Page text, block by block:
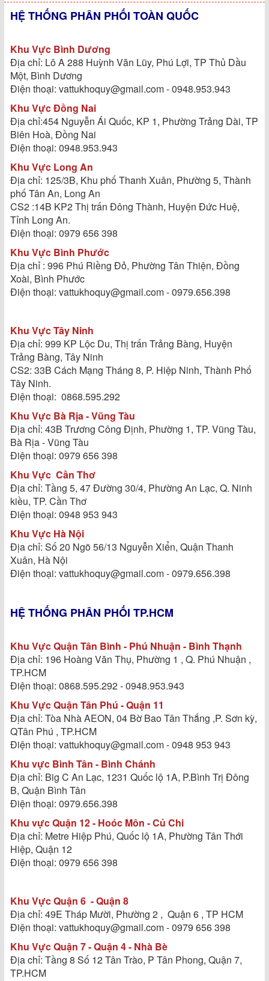
HỆ THỐNG PHÂN PHỐI TOÀN QUỐC
Khu Vực Bình Dương
Địa chỉ: Lô A 288 Huỳnh Văn Lũy, Phú Lợi, TP Thủ Dầu
Một, Bình Dương
Điện thoại: vattukhoquy@gmail.com - 0948.953.943
Khu Vực Đồng Nai
Địa chỉ:454 Nguyễn Ái Quốc, KP 1, Phường Trảng Dài, TP
Biên Hoà, Đồng Nai
Điện thoại: 0948.953.943
Khu Vực Long An
Địa chỉ: 125/3B, Khu phố Thanh Xuân, Phường 5, Thành
phố Tân An, Long An
CS2 :14B KP2 Thị trấn Đông Thành, Huyện Đức Huệ,
Tỉnh Long An.
Điện thoại: 0979 656 398
Khu Vực Bình Phước
Địa chỉ : 996 Phú Riềng Đỏ, Phường Tân Thiện, Đồng
Xoài, Bình Phước
Điện thoại: vattukhoquy@gmail.com - 0979.656.398
Khu Vực Tây Ninh
Địa chỉ: 999 KP Lộc Du, Thị trấn Trảng Bàng, Huyện
Trảng Bàng, Tây Ninh
CS2: 33B Cách Mạng Tháng 8, P. Hiệp Ninh, Thành Phố
Tây Ninh.
Điện thoại: 0868.595.292
Khu Vực Bà Rịa - Vũng Tàu
Địa chỉ: 43B Trương Công Định, Phường 1, TP. Vũng Tàu,
Bà Rịa - Vũng Tàu
Điện thoại: 0979 656 398
Khu Vực Cần Thơ
Địa chỉ: Tầng 5, 47 Đường 30/4, Phường An Lạc, Q. Ninh
kiều, TP. Cần Thơ
Điện thoại: 0948 953 943
Khu Vực Hà Nội
Địa chỉ: Số 20 Ngõ 56/13 Nguyễn Xiển, Quận Thanh
Xuân, Hà Nội
Điện thoại: vattukhoquy@gmail.com - 0979.656.398
HỆ THỐNG PHÂN PHỐI TP.HCM
Khu Vực Quận Tân Bình - Phú Nhuận - Bình Thạnh
Địa chỉ: 196 Hoàng Văn Thụ, Phường 1 , Q. Phú Nhuận ,
TP.HCM
Điện thoại: 0868.595.292 - 0948.953.943
Khu Vực Quận Tân Phú - Quận 11
Địa chỉ: Tòa Nhà AEON, 04 Bờ Bao Tân Thắng ,P. Sơn kỳ,
QTân Phú , TP.HCM
Điện thoại: vattukhoquy@gmail.com - 0948 953 943
Khu vực Bình Tân - Bình Chánh
Địa chỉ: Big C An Lạc, 1231 Quốc lộ 1A, P.Bình Trị Đông
B, Quận Bình Tân
Điện thoại: 0979.656.398
Khu vực Quận 12 - Hoóc Môn - Củ Chi
Địa chỉ: Metre Hiệp Phú, Quốc lộ 1A, Phường Tân Thới
Hiệp, Quận 12
Điện thoại: 0979 656 398
Khu Vực Quận 6 - Quận 8
Địa chỉ: 49E Tháp Mười, Phường 2 , Quận 6 , TP HCM
Điện thoại: vattukhoquy@gmail.com - 0979 656 398
Khu Vực Quận 7 - Quận 4 - Nhà Bè
Địa chỉ: Tầng 8 Số 12 Tân Trào, P Tân Phong, Quận 7,
TP.HCM